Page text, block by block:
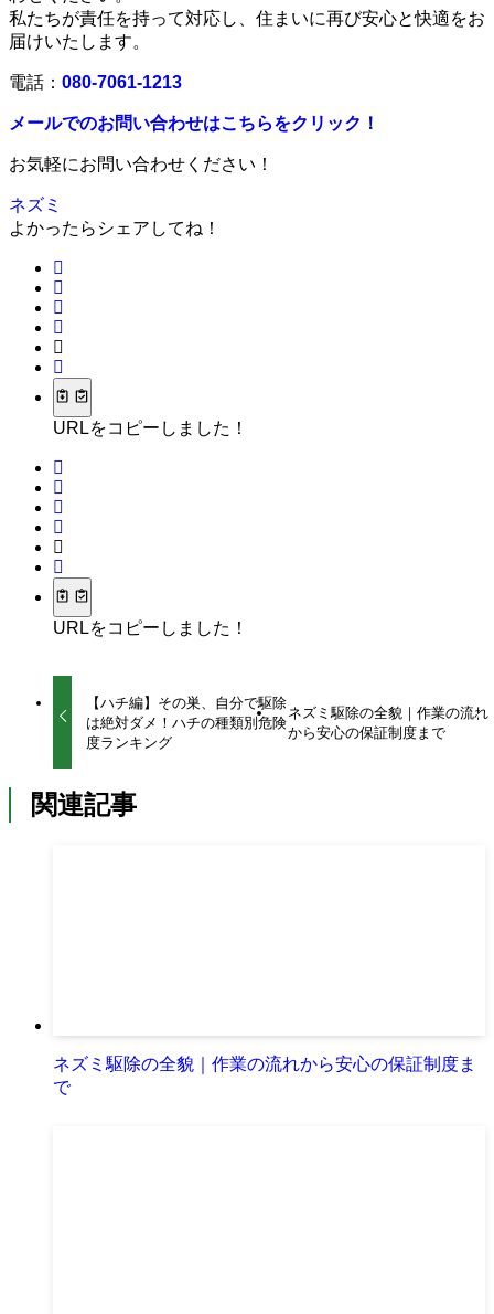
私たちが責任を持って対応し、住まいに再び安心と快適をお
届けいたします。
電話： 080-7061-1213
メールでのお問い合わせはこちらをクリック！
お気軽にお問い合わせください！
ネズミ
よかったらシェアしてね！
URLをコピーしました！
URLをコピーしました！
【ハチ編】その巣、自分で駆除
は絶対ダメ！ハチの種類別危険
度ランキング
ネズミ駆除の全貌｜作業の流れ
から安心の保証制度まで
関連記事
ネズミ駆除の全貌｜作業の流れから安心の保証制度ま
で